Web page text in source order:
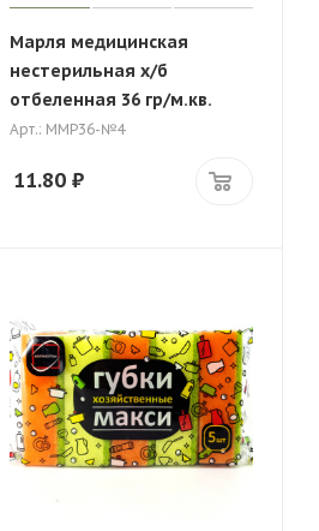
Марля медицинская
нестерильная х/б
отбеленная 36 гр/м.кв.
Арт.: ММР36-№4
11.80 ₽